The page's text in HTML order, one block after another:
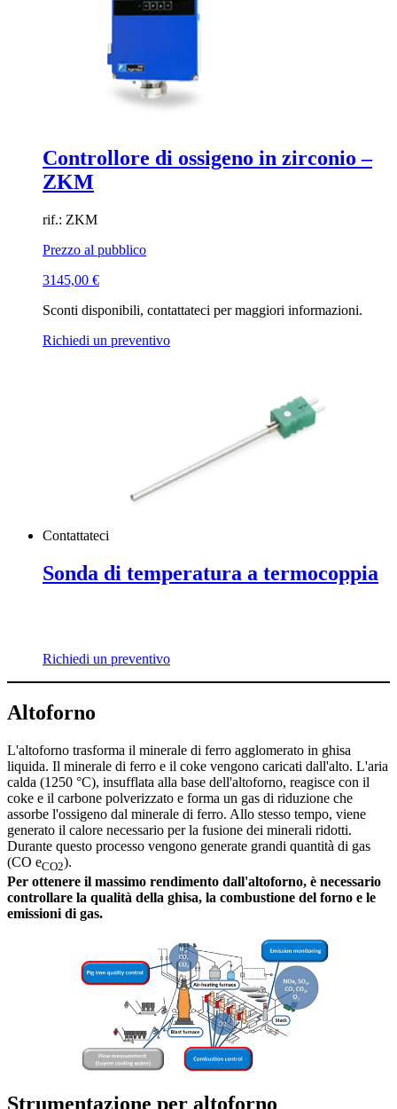
Controllore di ossigeno in zirconio –
ZKM
rif.: ZKM
Prezzo al pubblico
3145,00 €
Sconti disponibili, contattateci per maggiori informazioni.
Richiedi un preventivo
Contattateci
Sonda di temperatura a termocoppia
Richiedi un preventivo
Altoforno
L'altoforno trasforma il minerale di ferro agglomerato in ghisa
liquida. Il minerale di ferro e il coke vengono caricati dall'alto. L'aria
calda (1250 °C), insufflata alla base dell'altoforno, reagisce con il
coke e il carbone polverizzato e forma un gas di riduzione che
assorbe l'ossigeno dal minerale di ferro. Allo stesso tempo, viene
generato il calore necessario per la fusione dei minerali ridotti.
Durante questo processo vengono generate grandi quantità di gas
(CO eCO2).
Per ottenere il massimo rendimento dall'altoforno, è necessario
controllare la qualità della ghisa, la combustione del forno e le
emissioni di gas.
Strumentazione per altoforno